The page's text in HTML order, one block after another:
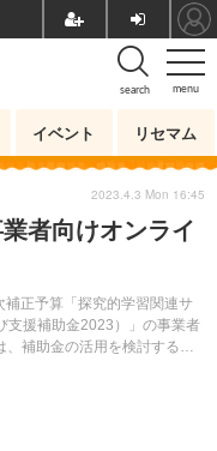
menu
search
イベント リセマム
者向けオンライ
正予算「探究的学習関連サ
支援補助金2023）」の事業者
補助金の活用を検討する事
2023.4.3 Mon 16:45